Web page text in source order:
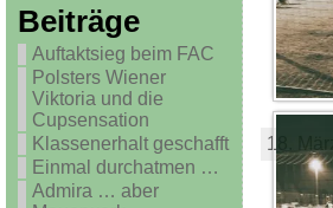
Beiträge
Auftaktsieg beim FAC
Polsters Wiener
Viktoria und die
Cupsensation
Klassenerhalt geschafft
Einmal durchatmen …
Admira … aber
18.